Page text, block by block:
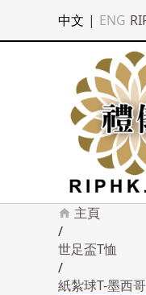
中文 | ENG
主頁
/
世足盃T恤
/
紙紮球T-墨西哥